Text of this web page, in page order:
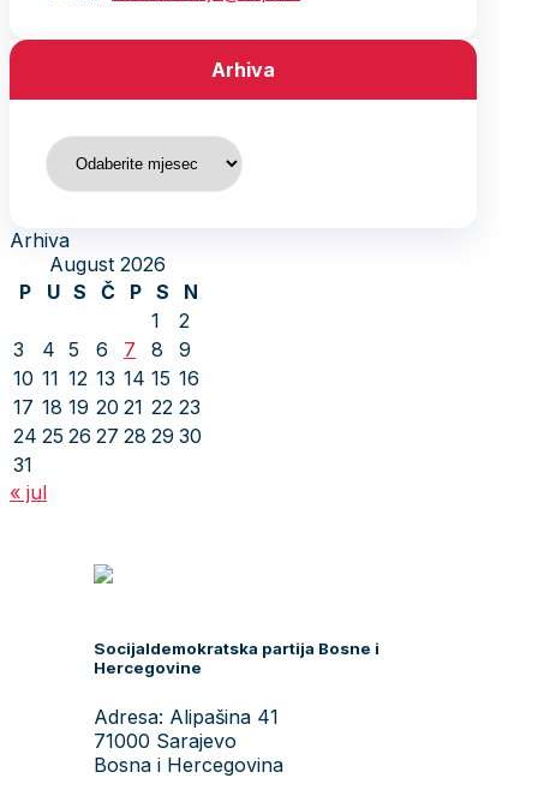
Arhiva
Arhiva
Arhiva
August 2026
P
U S Č P S
N
1
2
3
4 5 6 7 8
9
10 11 12 13 14 15 16
17 18 19 20 21 22 23
24 25 26 27 28 29 30
31
« jul
Socijaldemokratska partija Bosne i
Hercegovine
Adresa: Alipašina 41
71000 Sarajevo
Bosna i Hercegovina